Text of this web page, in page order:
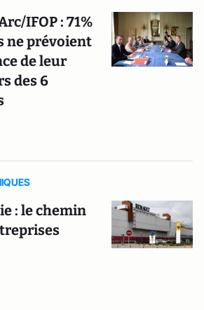
IFOP : 71%
ne prévoient
de leur
des 6
: le chemin